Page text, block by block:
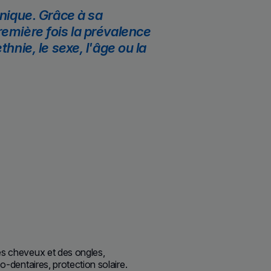
Grâce à sa
fois la prévalence
le sexe, l'âge ou la
cheveux et des ongles,
dentaires, protection solaire.